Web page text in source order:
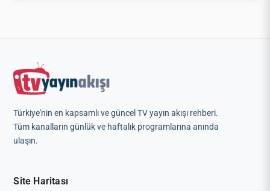
Türkiye'nin en kapsamlı ve güncel TV yayın akışı rehberi.
Tüm kanalların günlük ve haftalık programlarına anında
ulaşın.
Site Haritası